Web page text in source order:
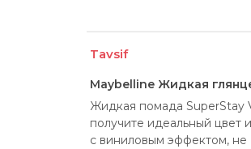
Tavsif
Maybelline Жидкая
Жидкая помада SuperStay
получите идеальный цвет
с виниловым эффектом, не